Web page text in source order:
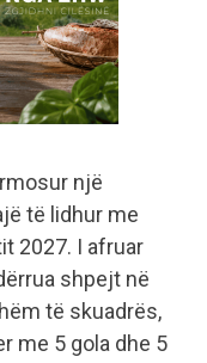
një
të lidhur me
2027. I afruar
shpejt në
të skuadrës,
me 5 gola dhe 5